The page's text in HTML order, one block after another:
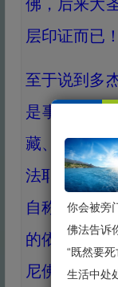
佛，后来大
层印证而已！
至于说到多
是事实，但
藏、经咒文
法耶，非谓
自称。故不
的依据有三
尼佛无二无
你会被旁
佛法告诉
生活中处